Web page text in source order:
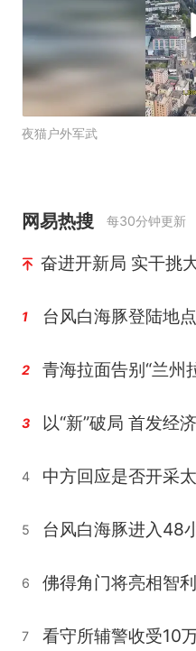
夜猫户外军武
网易热搜 每30分钟更新
奋进开新局 实干挑
1 台风白海豚登陆地
2 青海拉面告别“兰州
3
4
5 台风白海豚进入48
6 佛得角门将亮相智
7 看守所辅警收受10